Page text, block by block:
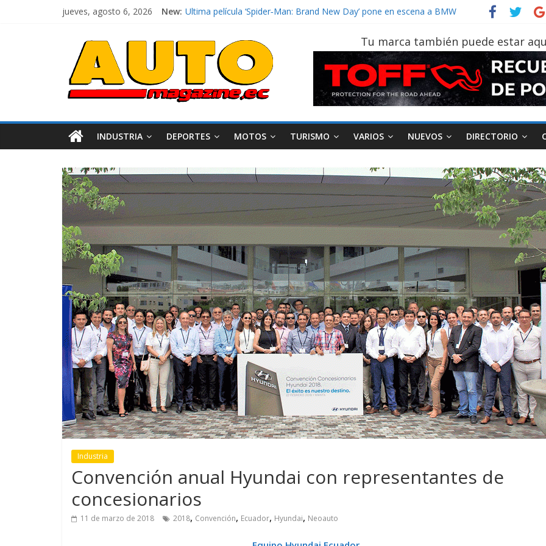
jueves, agosto 6, 2026 New: Ultima película ‘Spider‑Man: Brand New Day’ pone en escena a BMW
La Vuelta al Ecuador 2026, edición 47ª, recorre 7 provincias en 8 días
La FEDAK recibe 12 Sinotruk Bolden para cubrir las rutas de La Vuelta
El costo de tener un vehículo gana protagonismo a la hora de decidir
Tu marca también puede estar
INDUSTRIA DEPORTES MOTOS TURISMO VARIOS NUEVOS DIRECTORIO
Industria
Convención anual Hyundai con representantes de
concesionarios
11 de marzo de 2018 2018, Convención, Ecuador, Hyundai, Neoauto
Movilidad Varios
GM reafirma su
compromiso con movilidad
más segura y conectada
Movilidad Turismo Varios
¿Qué puede pasar con tu
vehículo si permanece
varios días sin usar?
AEADE Industria Motociclismo
Movilidad
Campaña busca cambiar
destino de los
en la región